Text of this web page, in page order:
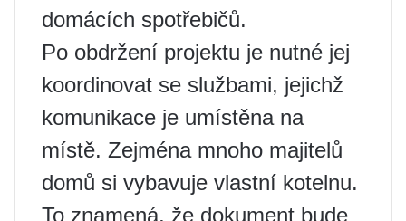
domácích spotřebičů.
Po obdržení projektu je nutné jej
koordinovat se službami, jejichž
komunikace je umístěna na
místě. Zejména mnoho majitelů
domů si vybavuje vlastní kotelnu.
To znamená, že dokument bude